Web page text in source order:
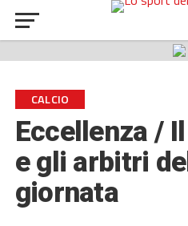
CALCIO
Eccellenza /
e gli arbitri
giornata